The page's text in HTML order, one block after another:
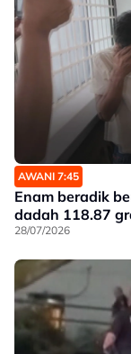
AWANI 7:45
Enam beradik
dadah 118.87
28/07/2026